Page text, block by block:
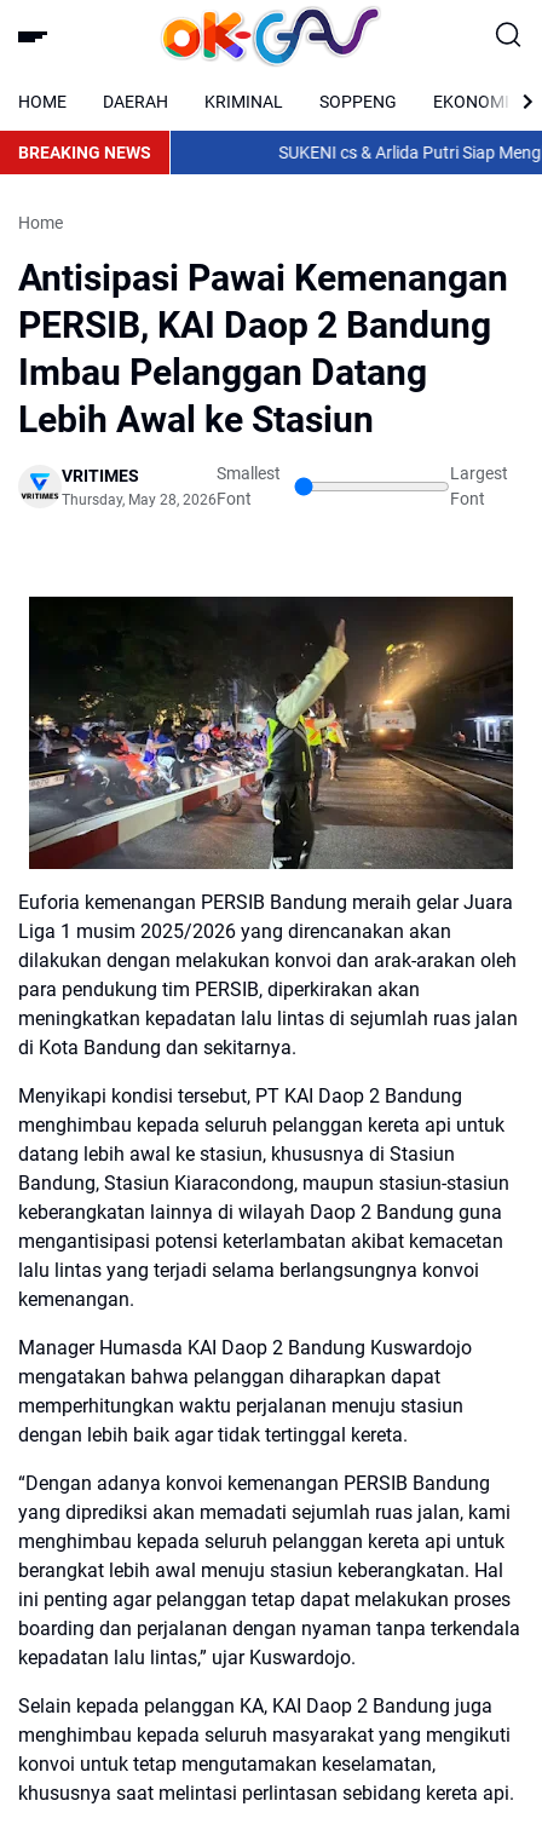
HOME DAERAH KRIMINAL SOPPENG EKONOMI
BREAKING NEWS SUKENI cs & Arlida Putri Siap
Home
Antisipasi Pawai Kemenangan
PERSIB, KAI Daop 2 Bandung
Imbau Pelanggan Datang
Lebih Awal ke Stasiun
VRITIMES
Thursday, May 28, 2026
Smallest
Font
Largest
Font
Euforia kemenangan PERSIB Bandung meraih gelar Juara
Liga 1 musim 2025/2026 yang direncanakan akan
dilakukan dengan melakukan konvoi dan arak-arakan oleh
para pendukung tim PERSIB, diperkirakan akan
meningkatkan kepadatan lalu lintas di sejumlah ruas jalan
di Kota Bandung dan sekitarnya.
Menyikapi kondisi tersebut, PT KAI Daop 2 Bandung
menghimbau kepada seluruh pelanggan kereta api untuk
datang lebih awal ke stasiun, khususnya di Stasiun
Bandung, Stasiun Kiaracondong, maupun stasiun-stasiun
keberangkatan lainnya di wilayah Daop 2 Bandung guna
mengantisipasi potensi keterlambatan akibat kemacetan
lalu lintas yang terjadi selama berlangsungnya konvoi
kemenangan.
Manager Humasda KAI Daop 2 Bandung Kuswardojo
mengatakan bahwa pelanggan diharapkan dapat
memperhitungkan waktu perjalanan menuju stasiun
dengan lebih baik agar tidak tertinggal kereta.
“Dengan adanya konvoi kemenangan PERSIB Bandung
yang diprediksi akan memadati sejumlah ruas jalan, kami
menghimbau kepada seluruh pelanggan kereta api untuk
berangkat lebih awal menuju stasiun keberangkatan. Hal
ini penting agar pelanggan tetap dapat melakukan proses
boarding dan perjalanan dengan nyaman tanpa terkendala
kepadatan lalu lintas,” ujar Kuswardojo.
Selain kepada pelanggan KA, KAI Daop 2 Bandung juga
menghimbau kepada seluruh masyarakat yang mengikuti
konvoi untuk tetap mengutamakan keselamatan,
khususnya saat melintasi perlintasan sebidang kereta api.